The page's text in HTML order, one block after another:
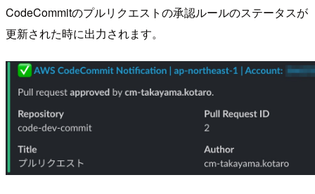
CodeCommitのプルリクエストの承認ルールのステータスが
更新された時に出力されます。